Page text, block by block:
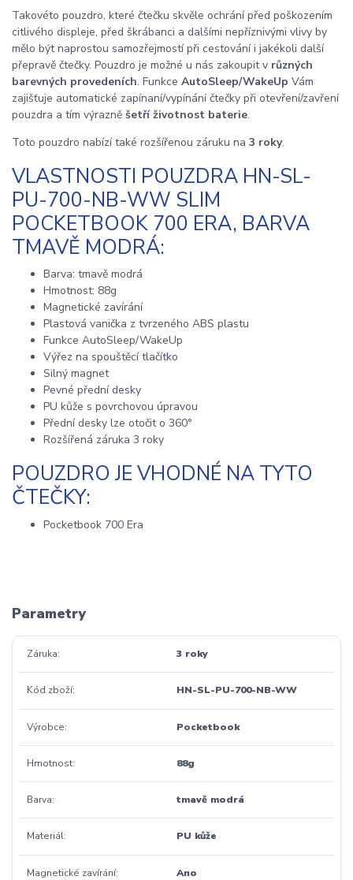
Takovéto pouzdro, které čtečku skvěle ochrání před poškozením
citlivého displeje, před škrábanci a dalšími nepříznivými vlivy by
mělo být naprostou samozřejmostí při cestování i jakékoli další
přepravě čtečky. Pouzdro je možné u nás zakoupit v různých
barevných provedeních. Funkce AutoSleep/WakeUp Vám
zajišťuje automatické zapínaní/vypínání čtečky při otevření/zavření
pouzdra a tím výrazně šetří životnost baterie.
Toto pouzdro nabízí také rozšířenou záruku na 3 roky.
VLASTNOSTI POUZDRA HN-SL-
PU-700-NB-WW SLIM
POCKETBOOK 700 ERA, BARVA
TMAVĚ MODRÁ:
Barva: tmavě modrá
Hmotnost: 88g
Magnetické zavírání
Plastová vanička z tvrzeného ABS plastu
Funkce AutoSleep/WakeUp
Výřez na spouštěcí tlačítko
Silný magnet
Pevné přední desky
PU kůže s povrchovou úpravou
Přední desky lze otočit o 360°
Rozšířená záruka 3 roky
POUZDRO JE VHODNÉ NA TYTO
ČTEČKY:
Pocketbook 700 Era
Parametry
Záruka 3 roky
Kód zboží HN-SL-PU-700-NB-WW
Výrobce Pocketbook
Hmotnost 88g
Barva tmavě modrá
Materiál PU kůže
Magnetické zavírání Ano